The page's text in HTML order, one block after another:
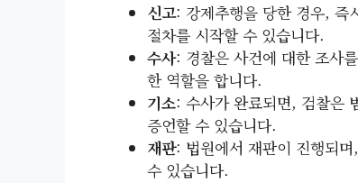
신고: 강제추행을 당한 경우, 즉
절차를 시작할 수 있습니다.
수사: 경찰은 사건에 대한 조사
한 역할을 합니다.
기소: 수사가 완료되면, 검찰은
증언할 수 있습니다.
재판: 법원에서 재판이 진행되
수 있습니다.